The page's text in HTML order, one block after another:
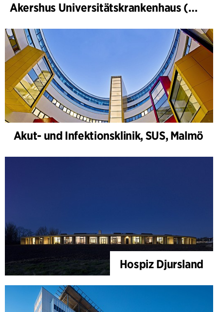
Akershus Universitätskrankenhaus (Nye Ahus)
Akut- und Infektionsklinik, SUS, Malmö
Hospiz Djursland